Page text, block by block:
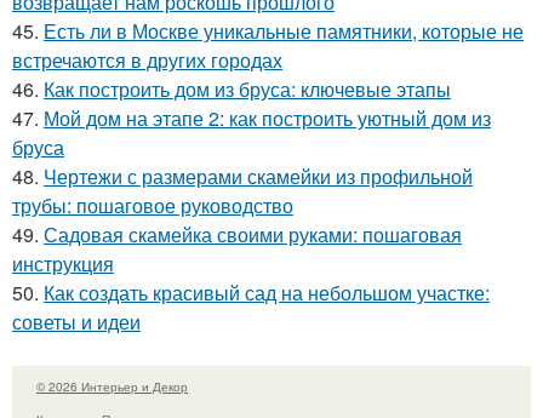
45. Есть ли в Москве уникальные памятники, которые не
встречаются в других городах
46. Как построить дом из бруса: ключевые этапы
47. Мой дом на этапе 2: как построить уютный дом из
бруса
48. Чертежи с размерами скамейки из профильной
трубы: пошаговое руководство
49. Садовая скамейка своими руками: пошаговая
инструкция
50. Как создать красивый сад на небольшом участке:
советы и идеи
© 2026 Интерьер и Декор